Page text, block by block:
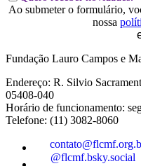
Ao submeter o formulário,
nossa
Fundação Lauro Campos e
Endereço: R. Silvio
05408-040
Horário de funcionamento:
Telefone: (11) 3082-8060
@flcmf.bsky.social